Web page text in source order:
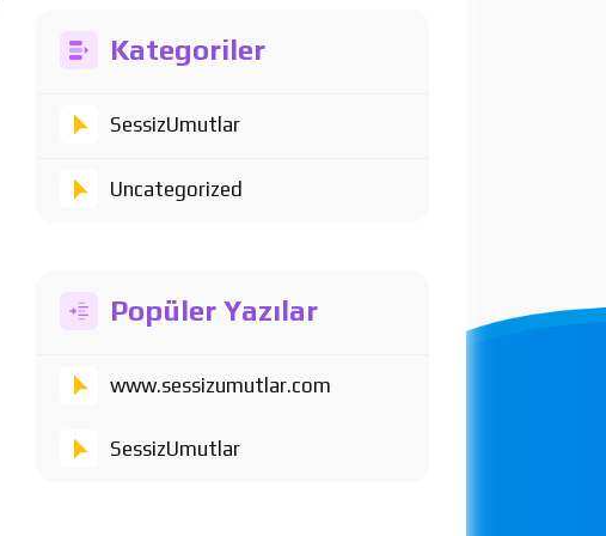
Kategoriler
SessizUmutlar
Uncategorized
Popüler Yazılar
www.sessizumutlar.com
SessizUmutlar